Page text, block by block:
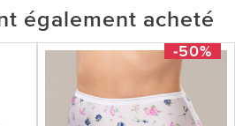
également acheté
-50%